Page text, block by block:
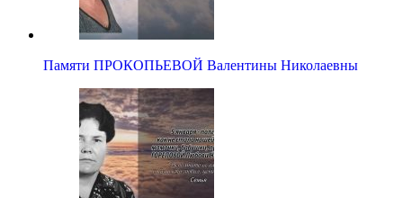
Памяти ПРОКОПЬЕВОЙ Валентины Николаевны